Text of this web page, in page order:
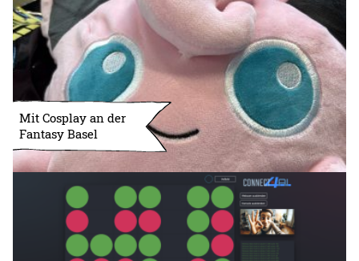
Mit Cosplay an der
Fantasy Basel